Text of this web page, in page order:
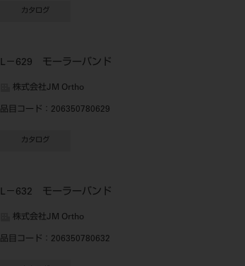
カタログ
L－629 モーラーバンド
株式会社JM Ortho
品目コード ：206350780629
カタログ
L－632 モーラーバンド
株式会社JM Ortho
品目コード ：206350780632